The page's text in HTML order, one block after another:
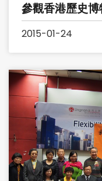
參觀香港歷史
2015-01-24